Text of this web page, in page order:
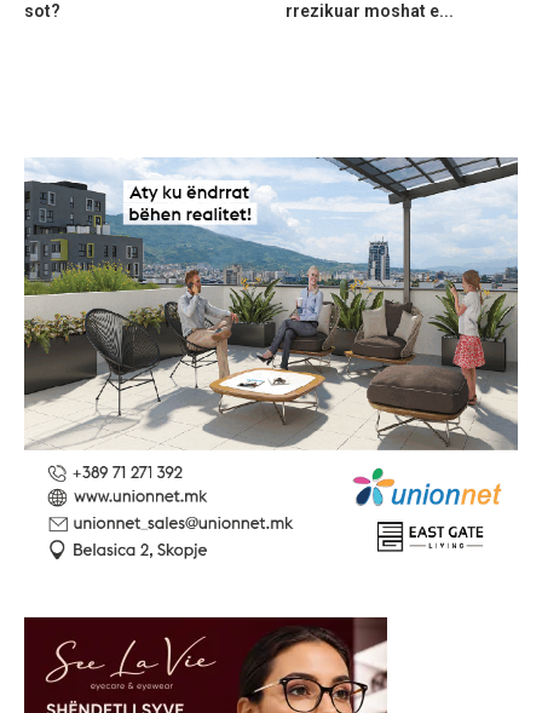
sot?
rrezikuar moshat e...